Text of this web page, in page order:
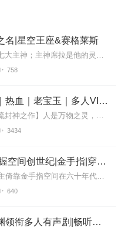
名|星空王座&赛格莱斯
创世主创造世界，创造七大主神；主神席拉是他的灵、他的肉，他的臣子和爱人；他的小女儿，他的骄傲，文字与绘画的使者；月光照耀的天国玫瑰，渊博而慈爱的花环精灵。
758
蛊真人｜大爱仙尊｜热血｜老宝玉｜多人VIP免费有声剧
内容简介【黑暗文反派流封神之作】人是万物之灵，蛊是天地真精。一个穿越者不断重生的故事。一个养蛊、炼蛊、用蛊的奇特世界。配音组（男角色）老宝玉旁白...
3434
免费|重生六零：手握空间创世纪|金手指|穿越|年代
穿越重生到60年代，女主倚靠金手指空间在六十年代里过得风生水起，开创了属于这个世纪的辉煌成就。本文为爽文，有空间系统，年代文
640
大奉打更人丨头陀渊领衔多人有声剧|畅听全集|王鹤棣、田曦薇主演影视剧原著|卖报小郎君